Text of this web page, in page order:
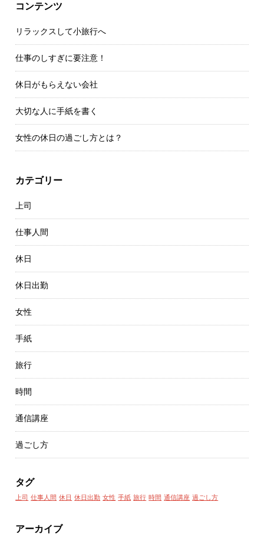
コンテンツ
リラックスして小旅行へ
仕事のしすぎに要注意！
休日がもらえない会社
大切な人に手紙を書く
女性の休日の過ごし方とは？
カテゴリー
上司
仕事人間
休日
休日出勤
女性
手紙
旅行
時間
通信講座
過ごし方
タグ
上司 仕事人間 休日 休日出勤 女性 手紙 旅行 時間 通信講座 過ごし方
アーカイブ